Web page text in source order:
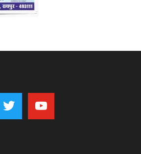
twitter youtube